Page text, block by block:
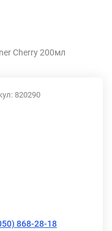
Cherry 200мл
820290
868-28-18